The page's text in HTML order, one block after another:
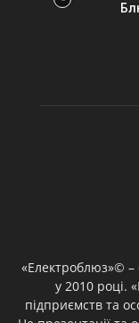
«Електроблюз»© –
у 2010 році.
підприємств та